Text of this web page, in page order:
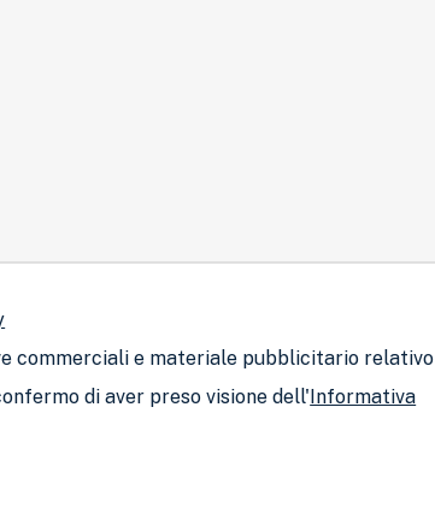
commerciali e materiale pubblicitario relativo
di aver preso visione dell'Informativa